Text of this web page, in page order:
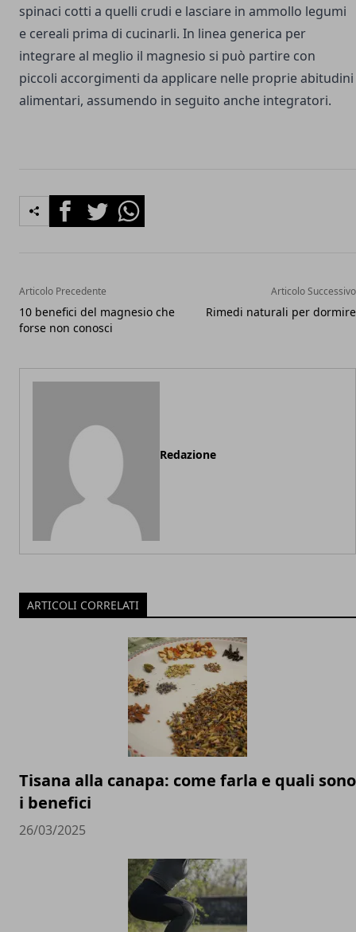
spinaci cotti a quelli crudi e lasciare in ammollo legumi
e cereali prima di cucinarli. In linea generica per
integrare al meglio il magnesio si può partire con
piccoli accorgimenti da applicare nelle proprie abitudini
alimentari, assumendo in seguito anche integratori.
FacebookTwitterWhatsapp
Articolo Precedente
10 benefici del magnesio che
forse non conosci
Articolo Successivo
Rimedi naturali per dormire
Redazione
ARTICOLI CORRELATI
Tisana alla canapa: come farla e quali sono
i benefici
26/03/2025